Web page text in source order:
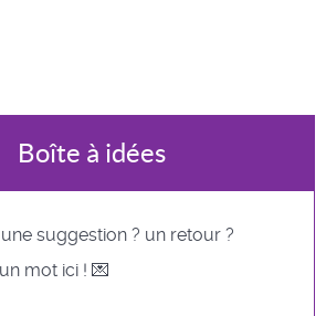
Boîte à idées
suggestion ? un retour ?
mot ici ! 💌